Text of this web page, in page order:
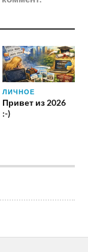
ЛИЧНОЕ
Привет из 2026
:-)